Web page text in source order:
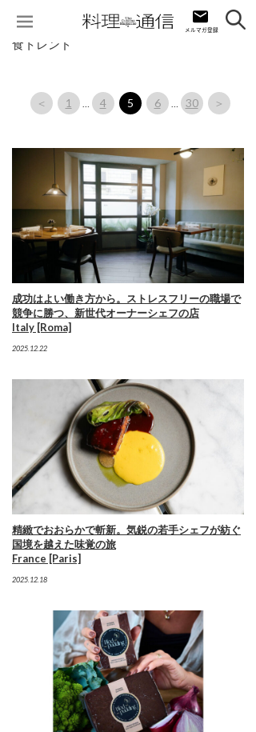
食トレンド
＜ 1 … 4 5 6 … 30 ＞
成功はよい働き方から。ストレスフリーの職場で
競争に勝つ、新世代オーナーシェフの店
Italy [Roma]
2025.12.22
精緻でおおらかで斬新。気鋭の若手シェフが紡ぐ
国境を越えた味覚の旅
France [Paris]
2025.12.18